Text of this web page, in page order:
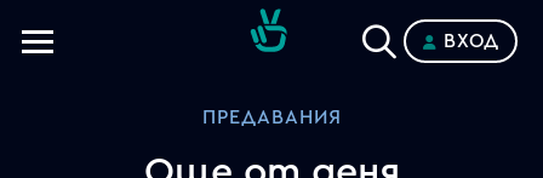
ВХОД
ПРЕДАВАНИЯ